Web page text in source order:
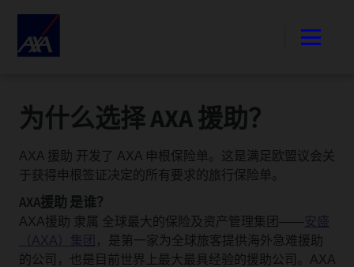
为什么选择 AXA 援助？
AXA 援助 开发了 AXA 申根保险单。这是满足欧盟议会关
于获得申根签证决定的所有要求的旅行保险单。
AXA援助 是谁？
AXA援助 隶属 全球最大的保险及资产管理集团——安盛
（AXA）集团 ，是第一家为全球旅客提供海外急难援助
的公司，也是目前世界上最大最具经验的援助公司。AXA